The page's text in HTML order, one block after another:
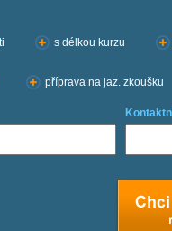
s délkou kurzu
příprava na jaz. zkoušku